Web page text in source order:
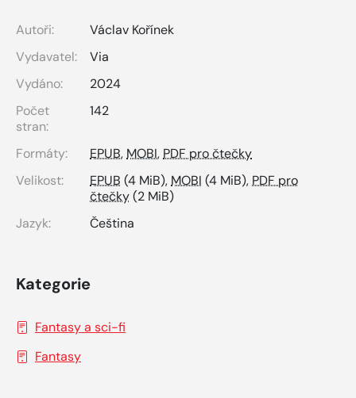
Autoři:
Václav Kořínek
Vydavatel:
Via
Vydáno:
2024
Počet
stran:
142
Formáty: EPUB, MOBI, PDF pro čtečky
Velikost:
EPUB (4 MiB), MOBI (4 MiB), PDF pro
čtečky(2 MiB)
Jazyk:
Čeština
Kategorie
Fantasy a sci-fi
Fantasy